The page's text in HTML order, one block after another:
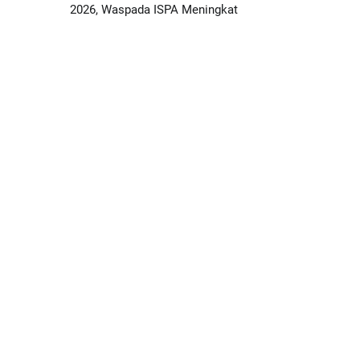
2026, Waspada ISPA Meningkat